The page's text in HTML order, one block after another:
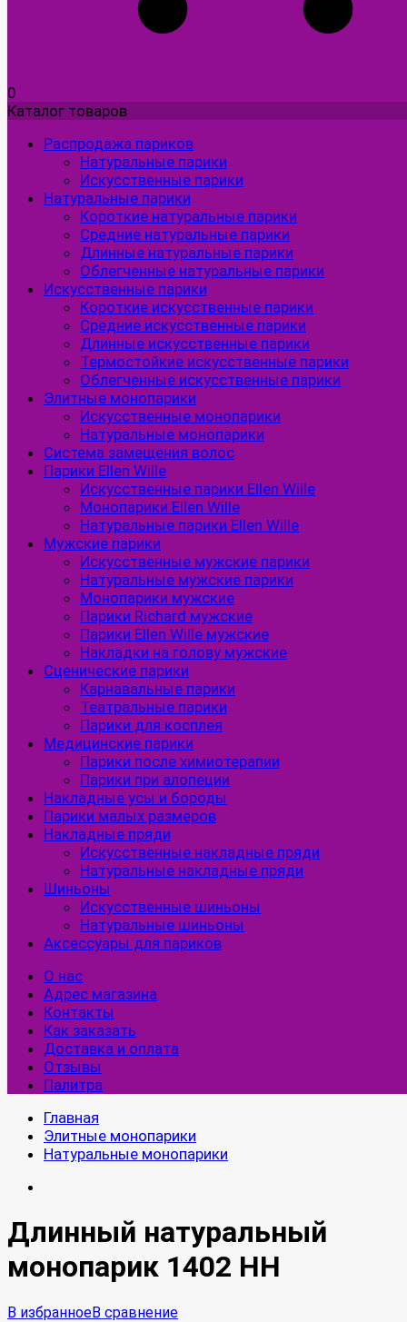
0
Каталог товаров
Распродажа париков
Натуральные парики
Искусственные парики
Натуральные парики
Короткие натуральные парики
Средние натуральные парики
Длинные натуральные парики
Облегченные натуральные парики
Искусственные парики
Короткие искусственные парики
Средние искусственные парики
Длинные искусственные парики
Термостойкие искусственные парики
Облегченные искусственные парики
Элитные монопарики
Искусственные монопарики
Натуральные монопарики
Система замещения волос
Парики Ellen Wille
Искусственные парики Ellen Wille
Монопарики Ellen Wille
Натуральные парики Ellen Wille
Мужские парики
Искусственные мужские парики
Натуральные мужские парики
Монопарики мужские
Парики Richard мужские
Парики Ellen Wille мужские
Накладки на голову мужские
Сценические парики
Карнавальные парики
Театральные парики
Парики для косплея
Медицинские парики
Парики после химиотерапии
Парики при алопеции
Накладные усы и бороды
Парики малых размеров
Накладные пряди
Искусственные накладные пряди
Натуральные накладные пряди
Шиньоны
Искусственные шиньоны
Натуральные шиньоны
Аксессуары для париков
О нас
Адрес магазина
Контакты
Как заказать
Доставка и оплата
Отзывы
Палитра
Главная
Элитные монопарики
Натуральные монопарики
Длинный натуральный
монопарик 1402 HH
В избранноеВ сравнение